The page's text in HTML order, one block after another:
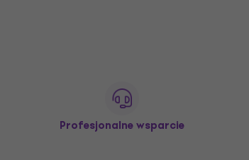
Profesjonalne wsparcie